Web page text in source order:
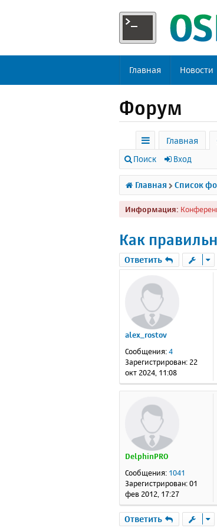
Главная Новости
Форум
с
ы
л
к
Главная
Поиск Вход
Главная Список
Информация:
Как
Ответить
alex_rostov
Сообщения:4
Зарегистрирован: 22
окт 2024, 11:08
DelphinPRO
Сообщения: 1041
Зарегистрирован:01
фев 2012, 17:27
Ответить